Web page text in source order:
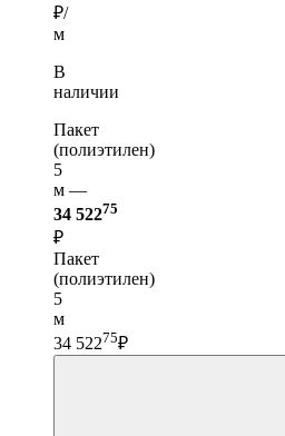
₽/
м
В
наличии
Пакет
(полиэтилен)
5
м —
34 52275
₽
Пакет
(полиэтилен)
5
м
34 52275₽